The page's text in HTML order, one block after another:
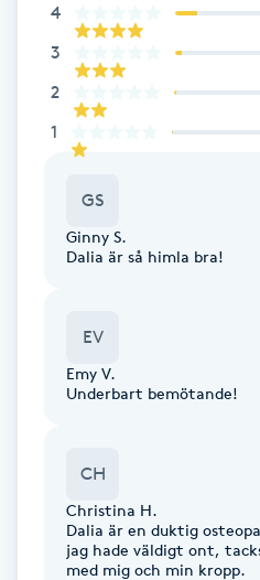
Gravidmassage
Gravidyoga
Gruppträning
Gua Sha-massage
Herrklippning
4
3
2
1
GS
Ginny S.
Dalia är så himla bra!
EV
Emy V.
Underbart bemötande!
CH
Christina H.
Dalia är en duktig
jag hade väldigt ont,
med mig och min kropp.